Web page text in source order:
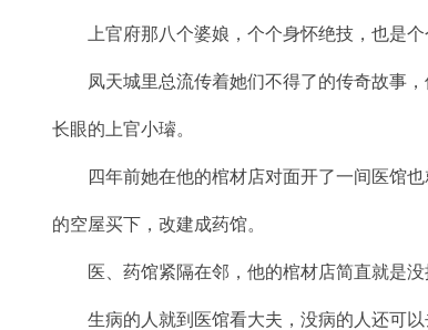
上官府那八个婆娘，个个身怀绝技，也是个
凤天城里总流传着她们不得了的传奇故事，
长眼的上官小璿。
四年前她在他的棺材店对面开了一间医馆也
的空屋买下，改建成药馆。
医、药馆紧隔在邻，他的棺材店简直就是没
生病的人就到医馆看大夫，没病的人还可以